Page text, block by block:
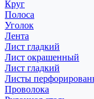
Круг
Полоса
Уголок
Лента
Лист гладкий
Лист окрашенный
Лист гладкий
Листы
Проволока